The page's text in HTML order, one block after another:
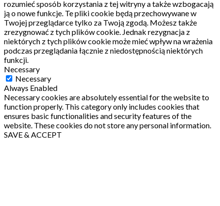
rozumieć sposób korzystania z tej witryny a także wzbogacają
ją o nowe funkcje. Te pliki cookie będą przechowywane w
Twojej przeglądarce tylko za Twoją zgodą. Możesz także
zrezygnować z tych plików cookie. Jednak rezygnacja z
niektórych z tych plików cookie może mieć wpływ na wrażenia
podczas przeglądania łącznie z niedostępnością niektórych
funkcji.
Necessary
Necessary
Always Enabled
Necessary cookies are absolutely essential for the website to
function properly. This category only includes cookies that
ensures basic functionalities and security features of the
website. These cookies do not store any personal information.
SAVE & ACCEPT